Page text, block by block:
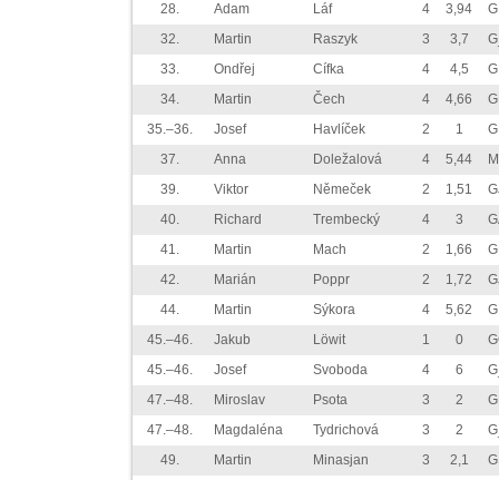
28.
Adam Láf 4 3,94
32.
Martin Raszyk 3 3,7
33.
Ondřej Cífka 4 4,5
34.
Martin Čech 4 4,66
35.–36.
Josef Havlíček 2 1
37.
Anna Doležalová 4 5,44
39.
Viktor Němeček 2 1,51
40.
Richard Trembecký 4 3
41.
Martin Mach 2 1,66
42.
Marián Poppr 2 1,72
44.
Martin Sýkora 4 5,62
45.–46.
Jakub Löwit 1 0
45.–46.
Josef Svoboda 4 6
47.–48.
Miroslav Psota 3 2
47.–48.
Magdaléna Tydrichová 3 2
49.
Martin Minasjan 3 2,1